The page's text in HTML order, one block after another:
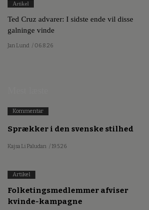
Artikel
Ted Cruz advarer: I sidste ende vil disse
galninge vinde
Jan Lund / 06.8.26
Kommentar
Sprækker i den svenske stilhed
Kajsa Li Paludan / 19.5.26
Artikel
Folketingsmedlemmer afviser
kvinde-kampagne